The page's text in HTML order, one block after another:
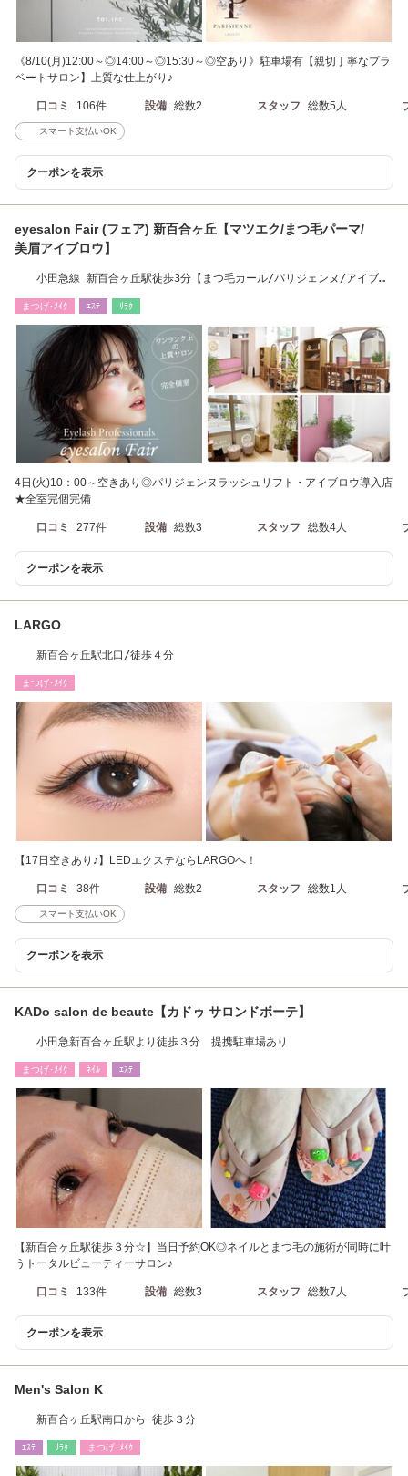
《8/10(月)12:00～◎14:00～◎15:30～◎空あり》駐車場有【親切丁寧なプラ
ベートサロン】上質な仕上がり♪
口コミ 106件 設備 総数2 スタッフ 総数5人
スマート支払いOK
クーポンを表示
eyesalon Fair (フェア) 新百合ヶ丘【マツエク/まつ毛パーマ/
美眉アイブロウ】
小田急線 新百合ヶ丘駅徒歩3分【まつ毛カール/パリジェンヌ/アイブロ
まつげ･ﾒｲｸ ｴｽﾃ ﾘﾗｸ
4日(火)10：00～空きあり◎パリジェンヌラッシュリフト・アイブロウ導入店
★全室完個完備
口コミ 277件 設備 総数3 スタッフ 総数4人
クーポンを表示
LARGO
新百合ヶ丘駅北口/徒歩４分
まつげ･ﾒｲｸ
【17日空きあり♪】LEDエクステならLARGOへ！
口コミ 38件 設備 総数2 スタッフ 総数1人
スマート支払いOK
クーポンを表示
KADo salon de beaute【カドゥ サロンドボーテ】
小田急新百合ヶ丘駅より徒歩３分 提携駐車場あり
まつげ･ﾒｲｸ ﾈｲﾙ ｴｽﾃ
【新百合ヶ丘駅徒歩３分☆】当日予約OK◎ネイルとまつ毛の施術が同時に叶
うトータルビューティーサロン♪
口コミ 133件 設備 総数3 スタッフ 総数7人
クーポンを表示
Men's Salon K
新百合ヶ丘駅南口から 徒歩３分
ｴｽﾃ ﾘﾗｸ まつげ･ﾒｲｸ